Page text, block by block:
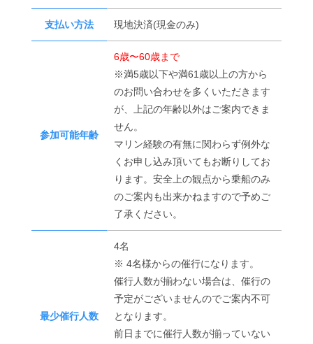
支払い方法 現地決済(現金のみ)
参加可能年齢
6歳〜60歳まで
※満5歳以下や満61歳以上の方から
のお問い合わせを多くいただきます
が、上記の年齢以外はご案内できま
せん。
マリン経験の有無に関わらず例外な
くお申し込み頂いてもお断りしてお
ります。安全上の観点から乗船のみ
のご案内も出来かねますので予めご
了承ください。
最少催行人数
4名
※ 4名様からの催行になります。
催行人数が揃わない場合は、催行の
予定がございませんのでご案内不可
となります。
前日までに催行人数が揃っていない